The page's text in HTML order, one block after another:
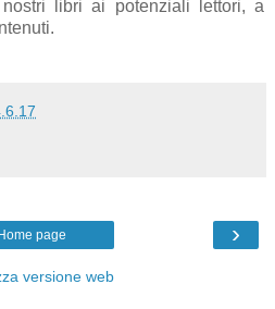
libri ai potenziali lettori, a
›
page
versione web